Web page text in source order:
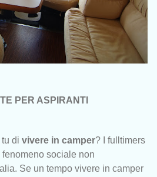
PER ASPIRANTI
di vivere in camper? I fulltimers
sociale non
Se un tempo vivere in camper